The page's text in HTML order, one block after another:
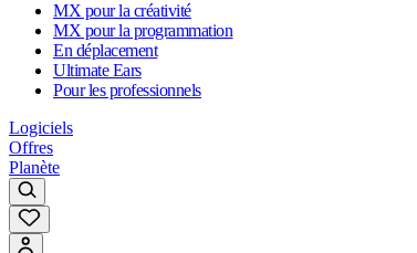
MX pour la créativité
MX pour la programmation
En déplacement
Ultimate Ears
Pour les professionnels
Logiciels
Offres
Planète